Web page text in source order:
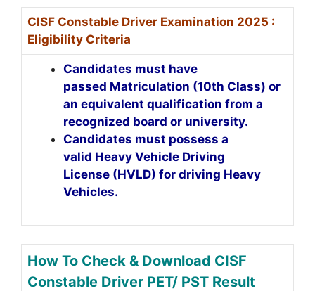
CISF Constable Driver Examination 2025 :
Eligibility Criteria
Candidates must have
passed Matriculation (10th Class) or
an equivalent qualification from a
recognized board or university.
Candidates must possess a
valid Heavy Vehicle Driving
License (HVLD) for driving Heavy
Vehicles.
How To Check & Download CISF
Constable Driver PET/ PST Result